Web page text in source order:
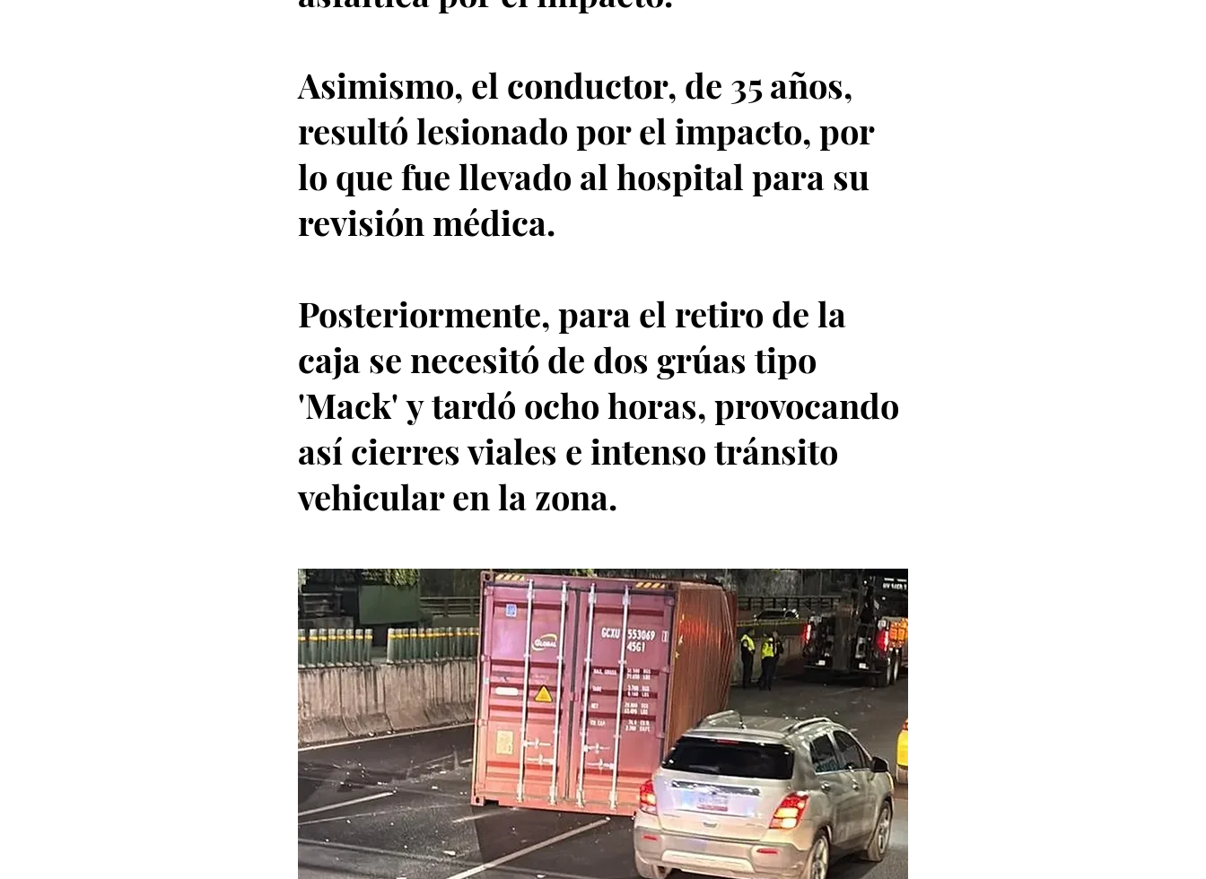
Asimismo, el conductor, de 35 años,
resultó lesionado por el impacto, por
lo que fue llevado al hospital para su
revisión médica.
Posteriormente, para el retiro de la
caja se necesitó de dos grúas tipo
'Mack' y tardó ocho horas, provocando
así cierres viales e intenso tránsito
vehicular en la zona.